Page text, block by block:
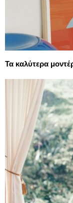
Τα καλύτερα